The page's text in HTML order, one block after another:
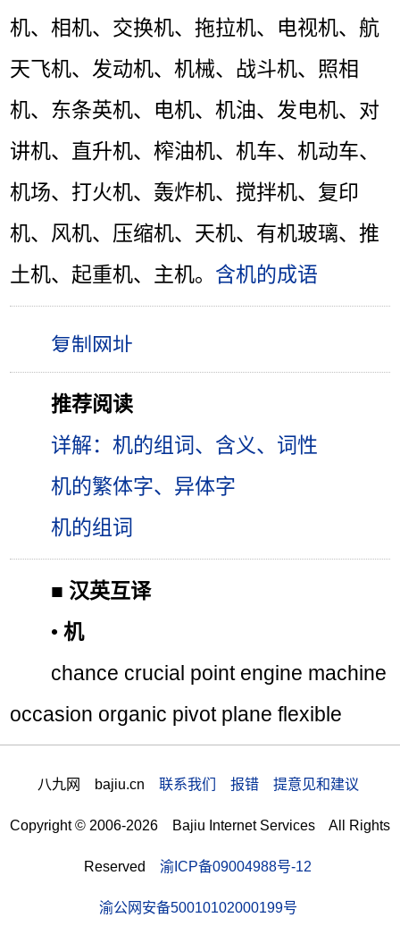
机、相机、交换机、拖拉机、电视机、航
天飞机、发动机、机械、战斗机、照相
机、东条英机、电机、机油、发电机、对
讲机、直升机、榨油机、机车、机动车、
机场、打火机、轰炸机、搅拌机、复印
机、风机、压缩机、天机、有机玻璃、推
土机、起重机、主机。 含机的成语
推荐阅读
详解：机的组词、含义、词性
机的繁体字、异体字
机的组词
■ 汉英互译
•机
chance crucial point engine machine
occasion organic pivot plane flexible
八九网 bajiu.cn 联系我们 报错 提意见和建议
Copyright © 2006-2026 Bajiu Internet Services All Rights
Reserved 渝ICP备09004988号-12
渝公网安备50010102000199号